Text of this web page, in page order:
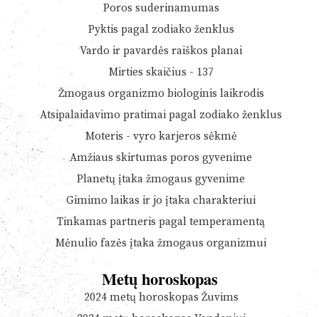
Poros suderinamumas
Pyktis pagal zodiako ženklus
Vardo ir pavardės raiškos planai
Mirties skaičius - 137
Žmogaus organizmo biologinis laikrodis
Atsipalaidavimo pratimai pagal zodiako ženklus
Moteris - vyro karjeros sėkmė
Amžiaus skirtumas poros gyvenime
Planetų įtaka žmogaus gyvenime
Gimimo laikas ir jo įtaka charakteriui
Tinkamas partneris pagal temperamentą
Mėnulio fazės įtaka žmogaus organizmui
Metų horoskopas
2024 metų horoskopas Žuvims